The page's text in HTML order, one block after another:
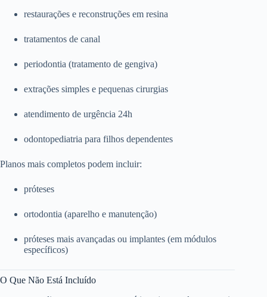
restaurações e reconstruções em resina
tratamentos de canal
periodontia (tratamento de gengiva)
extrações simples e pequenas cirurgias
atendimento de urgência 24h
odontopediatria para filhos dependentes
Planos mais completos podem incluir:
próteses
ortodontia (aparelho e manutenção)
próteses mais avançadas ou implantes (em módulos
específicos)
O Que Não Está Incluído